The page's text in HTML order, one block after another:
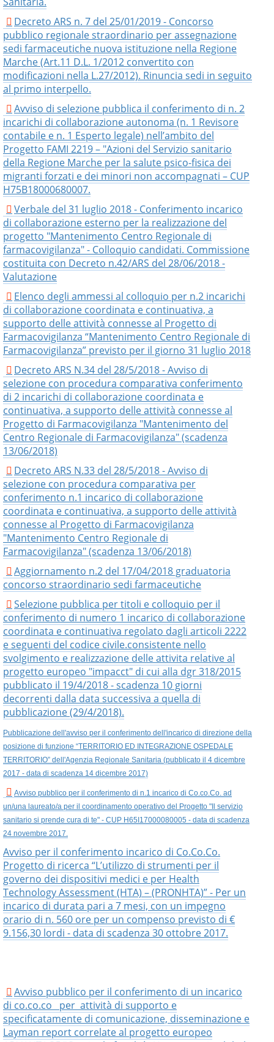
Decreto ARS n. 7 del 25/01/2019 - Concorso
pubblico regionale straordinario per assegnazione
sedi farmaceutiche nuova istituzione nella Regione
Marche (Art.11 D.L. 1/2012 convertito con
modificazioni nella L.27/2012). Rinuncia sedi in seguito
al primo interpello.
Avviso di selezione pubblica il conferimento di n. 2
incarichi di collaborazione autonoma (n. 1 Revisore
contabile e n. 1 Esperto legale) nell’ambito del
Progetto FAMI 2219 – "Azioni del Servizio sanitario
della Regione Marche per la salute psico-fisica dei
migranti forzati e dei minori non accompagnati – CUP
H75B18000680007.
Verbale del 31 luglio 2018 - Conferimento incarico
di collaborazione esterno per la realizzazione del
progetto "Mantenimento Centro Regionale di
farmacovigilanza" - Colloquio candidati. Commissione
costituita con Decreto n.42/ARS del 28/06/2018 -
Valutazione
Elenco degli ammessi al colloquio per n.2 incarichi
di collaborazione coordinata e continuativa, a
supporto delle attività connesse al Progetto di
Farmacovigilanza “Mantenimento Centro Regionale di
Farmacovigilanza” previsto per il giorno 31 luglio 2018
Decreto ARS N.34 del 28/5/2018 - Avviso di
selezione con procedura comparativa conferimento
di 2 incarichi di collaborazione coordinata e
continuativa, a supporto delle attività connesse al
Progetto di Farmacovigilanza "Mantenimento del
Centro Regionale di Farmacovigilanza" (scadenza
13/06/2018)
Decreto ARS N.33 del 28/5/2018 - Avviso di
selezione con procedura comparativa per
conferimento n.1 incarico di collaborazione
coordinata e continuativa, a supporto delle attività
connesse al Progetto di Farmacovigilanza
"Mantenimento Centro Regionale di
Farmacovigilanza" (scadenza 13/06/2018)
Aggiornamento n.2 del 17/04/2018 graduatoria
concorso straordinario sedi farmaceutiche
Selezione pubblica per titoli e colloquio per il
conferimento di numero 1 incarico di collaborazione
coordinata e continuativa regolato dagli articoli 2222
e seguenti del codice civile.consistente nello
svolgimento e realizzazione delle attivita relative al
progetto europeo "impacct" di cui alla dgr 318/2015
pubblicato il 19/4/2018 - scadenza 10 giorni
decorrenti dalla data successiva a quella di
pubblicazione (29/4/2018).
Pubblicazione dell'avviso per il conferimento dell'incarico di direzione della
posizione di funzione “TERRITORIO ED INTEGRAZIONE OSPEDALE
TERRITORIO” dell'Agenzia Regionale Sanitaria (pubblicato il 4 dicembre
2017 - data di scadenza 14 dicembre 2017)
Avviso pubblico per il conferimento di n.1 incarico di Co.co.Co. ad
un/una laureato/a per il coordinamento operativo del Progetto "Il servizio
sanitario si prende cura di te" - CUP H65I17000080005 - data di scadenza
24 novembre 2017.
Avviso per il conferimento incarico di Co.Co.Co.
Progetto di ricerca “L’utilizzo di strumenti per il
governo dei dispositivi medici e per Health
Technology Assessment (HTA) – (PRONHTA)” - Per un
incarico di durata pari a 7 mesi, con un impegno
orario di n. 560 ore per un compenso previsto di €
9.156,30 lordi - data di scadenza 30 ottobre 2017.
Avviso pubblico per il conferimento di un incarico
di co.co.co per attività di supporto e
specificatamente di comunicazione, disseminazione e
Layman report correlate al progetto europeo